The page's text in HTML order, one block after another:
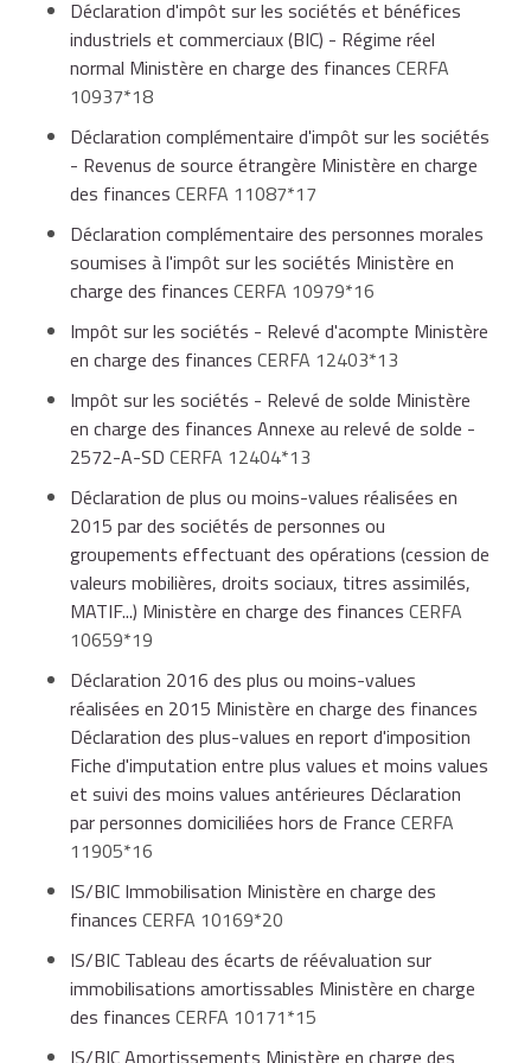
plus tard dans les 3 mois suivant la clôture (par
exemple, pour un exercice clos le 30 juin, dépôt
avant le 30 septembre ; pour un exercice clos au
31 janvier, dépôt au plus tard le 30 avril),
en cas decessation d'activitédans les 60 jours.
Dates de paiement des acomptes de l'IS
Date de
clôture
de
l'exercice
concerné
1er
acompte
2e
acompte
3e
Du 20
février au
19 mai N
15 juin N-
15
septembre
N-1
15
décembre
N-1
Du 20 mai
au 19
août N
15
septembre
N-1
15
décembre
N-1
15 mars N
Du 20
août au
19
novembre
15
décembre
N-1
15 juin N
Du 20
novembre
février
N+1
15 mars N 15 juin N
N
Déclaration d'impôt sur les sociétés et bénéfices
industriels et commerciaux (BIC) - Régime réel
normal Ministère en charge des finances CERFA
10937*18
Déclaration complémentaire d'impôt sur les sociétés
- Revenus de source étrangère Ministère en charge
des finances CERFA 11087*17
Déclaration complémentaire des personnes morales
soumises à l'impôt sur les sociétés Ministère en
charge des finances CERFA 10979*16
Impôt sur les sociétés - Relevé d'acompte Ministère
en charge des finances CERFA 12403*13
Impôt sur les sociétés - Relevé de solde Ministère
en charge des finances Annexe au relevé de solde -
2572-A-SD CERFA 12404*13
Déclaration de plus ou moins-values réalisées en
2015 par des sociétés de personnes ou
groupements effectuant des opérations (cession de
valeurs mobilières, droits sociaux, titres assimilés,
MATIF...) Ministère en charge des finances CERFA
10659*19
Déclaration 2016 des plus ou moins-values
réalisées en 2015 Ministère en charge des finances
Déclaration des plus-values en report d'imposition
Fiche d'imputation entre plus values et moins values
et suivi des moins values antérieures Déclaration
par personnes domiciliées hors de France CERFA
11905*16
IS/BIC Immobilisation Ministère en charge des
finances CERFA 10169*20
IS/BIC Tableau des écarts de réévaluation sur
immobilisations amortissables Ministère en charge
des finances CERFA 10171*15
IS/BIC Amortissements Ministère en charge des